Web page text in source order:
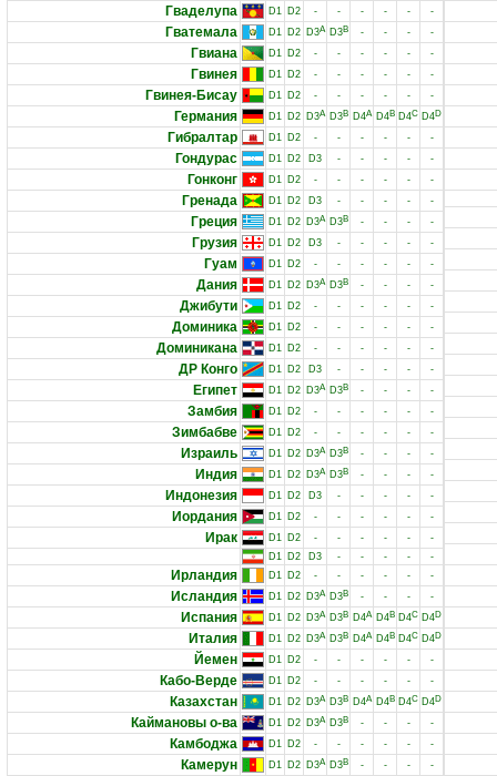
Гваделупа D1 D2 - - - - - -
Гватемала D1 D2 D3A D3B - - - -
Гвиана D1 D2 - - - - - -
Гвинея D1 D2 - - - - - -
Гвинея-Бисау D1 D2 - - - - - -
Германия D1 D2 D3A D3B D4A D4B D4C D4D
Гибралтар D1 D2 - - - - - -
Гондурас D1 D2 D3 - - - - -
Гонконг D1 D2 - - - - - -
Гренада D1 D2 D3 - - - - -
Греция D1 D2 D3A D3B - - - -
Грузия D1 D2 D3 - - - - -
Гуам D1 D2 - - - - - -
Дания D1 D2 D3A D3B - - - -
Джибути D1 D2 - - - - - -
Доминика D1 D2 - - - - - -
Доминикана D1 D2 - - - - - -
ДР Конго D1 D2 D3 - - - - -
Египет D1 D2 D3A D3B - - - -
Замбия D1 D2 - - - - - -
Зимбабве D1 D2 - - - - - -
Израиль D1 D2 D3A D3B - - - -
Индия D1 D2 D3A D3B - - - -
Индонезия D1 D2 D3 - - - - -
Иордания D1 D2 - - - - - -
Ирак D1 D2 - - - - -
-
D1 D2 D3 - - - - -
Ирландия D1 D2 - - - - - -
Исландия D1 D2 D3A D3B - - - -
Испания D1 D2 D3A D3B D4A D4B D4C D4D
Италия D1 D2 D3A D3B D4A D4B D4C D4D
Йемен D1 D2 - - - - - -
Кабо-Верде D1 D2 - - - - - -
Казахстан D1 D2 D3A D3B D4A D4B D4C D4D
Каймановы о-ва D1 D2 D3A D3B - - - -
Камбоджа D1 D2 - - - - - -
Камерун D1 D2 D3A D3B - - - -